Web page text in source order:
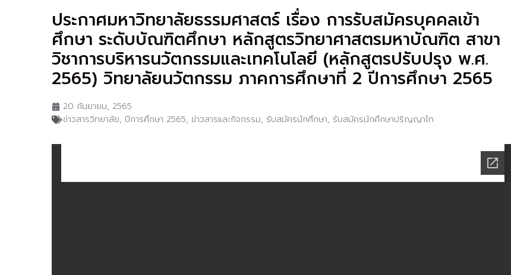
ประกาศมหาวิทยาลัยธรรมศาสตร์ เรื่อง การรับสมัครบุคคลเข้า
ศึกษา ระดับบัณฑิตศึกษา หลักสูตรวิทยาศาสตรมหาบัณฑิต สาขา
วิชาการบริหารนวัตกรรมและเทคโนโลยี (หลักสูตรปรับปรุง พ.ศ.
2565) วิทยาลัยนวัตกรรม ภาคการศึกษาที่ 2 ปีการศึกษา 2565
20 กันยายน, 2565
ข่าวสารวิทยาลัย, ปีการศึกษา 2565, ข่าวสารและกิจกรรม, รับสมัครนักศึกษา, รับสมัครนักศึกษาปริญญาโท